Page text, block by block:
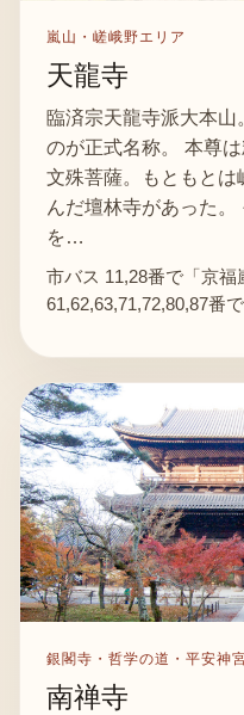
嵐山・嵯峨野エリア
天龍寺
臨済宗天龍寺派大本山
のが正式名称。 本尊
文殊菩薩。もともとは
んだ壇林寺があった
を…
市バス 11,28番で「京
61,62,63,71,72,80,87番
銀閣寺・哲学の道・平安神
南禅寺